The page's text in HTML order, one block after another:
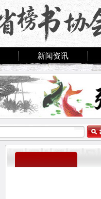
新闻资讯